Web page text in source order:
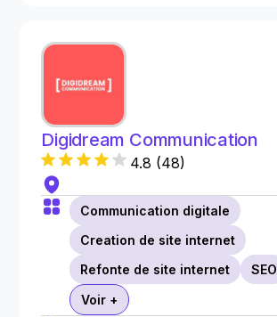
Digidream Communication
4.8 (48)
Communication digitale
Creation de site internet
Refonte de site internet
SEO
Voir +